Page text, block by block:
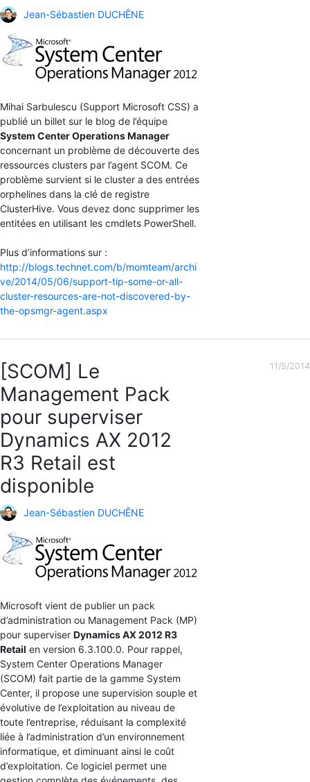
Jean-Sébastien DUCHÊNE
Mihai Sarbulescu (Support Microsoft CSS) a
publié un billet sur le blog de l’équipe
System Center Operations Manager
concernant un problème de découverte des
ressources clusters par l’agent SCOM. Ce
problème survient si le cluster a des entrées
orphelines dans la clé de registre
ClusterHive. Vous devez donc supprimer les
entitées en utilisant les cmdlets PowerShell.
Plus d’informations sur :
http://blogs.technet.com/b/momteam/archi
ve/2014/05/06/support-tip-some-or-all-
cluster-resources-are-not-discovered-by-
the-opsmgr-agent.aspx
[SCOM] Le
Management Pack
pour superviser
Dynamics AX 2012
R3 Retail est
disponible
Jean-Sébastien DUCHÊNE
Microsoft vient de publier un pack
d’administration ou Management Pack (MP)
pour superviser Dynamics AX 2012 R3
Retail en version 6.3.100.0. Pour rappel,
System Center Operations Manager
(SCOM) fait partie de la gamme System
Center, il propose une supervision souple et
évolutive de l’exploitation au niveau de
toute l’entreprise, réduisant la complexité
liée à l’administration d’un environnement
informatique, et diminuant ainsi le coût
d’exploitation. Ce logiciel permet une
11/5/2014